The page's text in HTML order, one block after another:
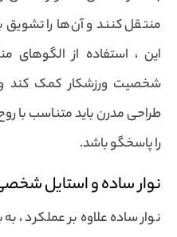
منتقل کنند و آن‌ها را تشویق
این ، استفاده از الگوهای
شخصیت ورزشکار کمک کند
طراحی مدرن باید متناسب با
را پاسخگو باشد.
نوار ساده و استایل
نوار ساده علاوه بر عملکرد ،